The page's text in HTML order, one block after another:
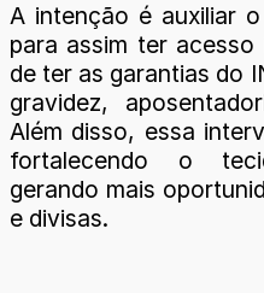
A intenção é auxiliar
para assim ter
de ter as garantias do
gravidez,
Além disso, essa
fortalecendo o
gerando mais
e divisas.